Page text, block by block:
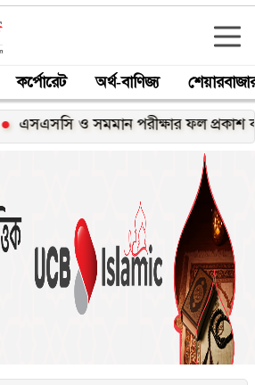
কর্পোরেট অর্থ-বাণিজ্য
ও সমমান পরীক্ষার ফল প্রকাশ কাল,